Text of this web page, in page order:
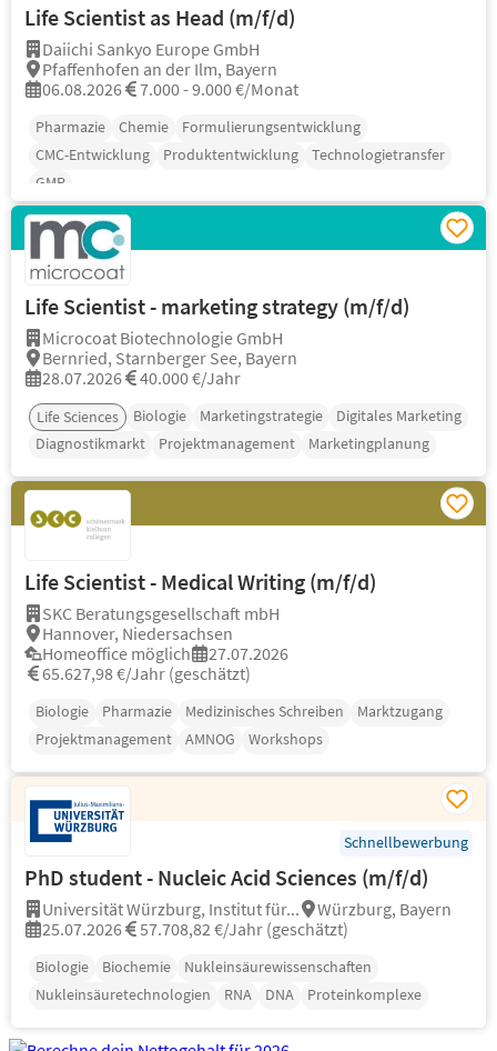
Life Scientist as Head (m/f/d)
Daiichi Sankyo Europe GmbH
Pfaffenhofen an der Ilm, Bayern
06.08.2026
7.000 - 9.000 €/Monat
Pharmazie Chemie
Formulierungsentwicklung
CMC-Entwicklung
Produktentwicklung
Technologietransfer
GMP
Life Scientist - marketing strategy (m/f/d)
Microcoat Biotechnologie GmbH
Bernried, Starnberger See, Bayern
28.07.2026
40.000 €/Jahr
Life Sciences Biologie Marketingstrategie
Digitales Marketing
Diagnostikmarkt
Projektmanagement Marketingplanung
Life Scientist - Medical Writing (m/f/d)
SKC Beratungsgesellschaft mbH
Hannover, Niedersachsen
Homeoffice möglich
27.07.2026
65.627,98 €/Jahr (geschätzt)
Biologie Pharmazie Medizinisches Schreiben
Marktzugang
Projektmanagement
AMNOG Workshops
Schnellbewerbung
PhD student - Nucleic Acid Sciences (m/f/d)
Universität Würzburg, Institut für...
Würzburg, Bayern
25.07.2026
57.708,82 €/Jahr (geschätzt)
Biologie Biochemie
Nukleinsäurewissenschaften
Nukleinsäuretechnologien
RNA DNA Proteinkomplexe